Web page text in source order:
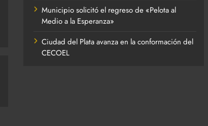
Municipio solicitó el regreso de «Pelota al
Medio a la Esperanza»
Ciudad del Plata avanza en la conformación del
CECOEL